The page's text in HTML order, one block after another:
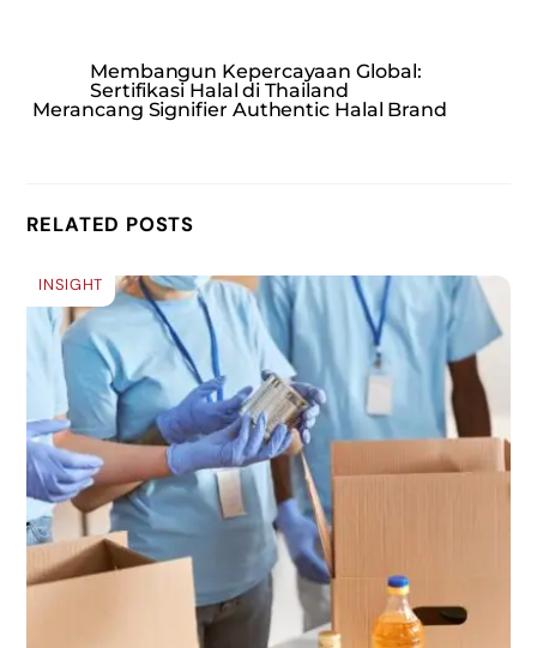
Membangun Kepercayaan Global:
Sertifikasi Halal di Thailand
Merancang Signifier Authentic Halal Brand
RELATED POSTS
INSIGHT